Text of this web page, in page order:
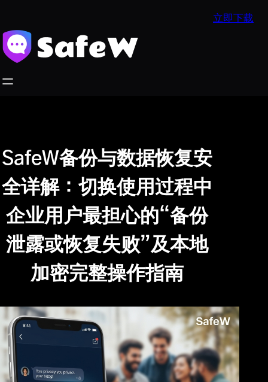
内
容
立即下载
SafeW备份与数据恢复安
全详解：切换使用过程中
企业用户最担心的“备份
泄露或恢复失败”及本地
加密完整操作指南